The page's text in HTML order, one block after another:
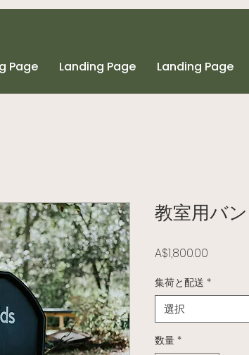
Page Landing Page Landing Page
教室用バン
A$1,800.00
集荷と配送 *
選択
数量 *